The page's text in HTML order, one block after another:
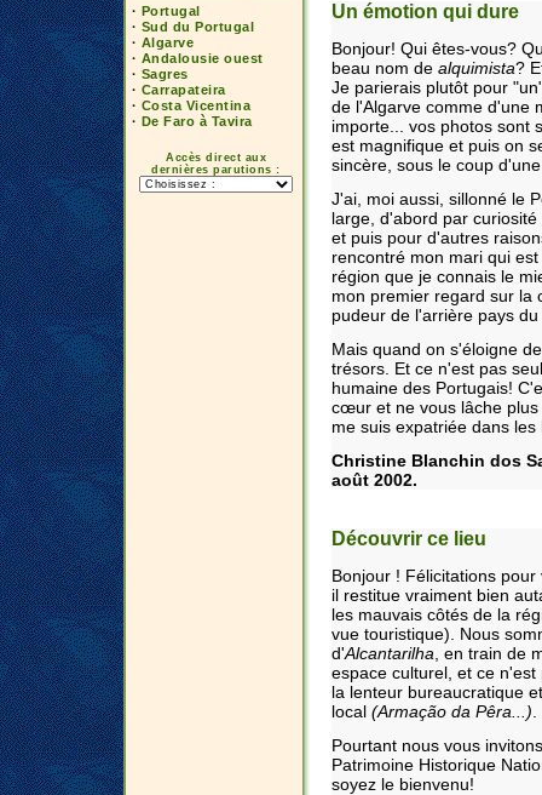
· Portugal
· Sud du Portugal
· Algarve
· Andalousie ouest
· Sagres
· Carrapateira
· Costa Vicentina
· De Faro à Tavira
Accès direct aux
dernières parutions :
Un émotion qui dure
Bonjour! Qui êtes-vous?
beau nom de alquimista?
Je parierais plutôt pour
de l'Algarve comme d'une
importe... vos photos sont
est magnifique et puis on
sincère, sous le coup
J'ai, moi aussi, sillonné le
large, d'abord par
et puis pour d'autres
rencontré mon mari qui
région que je connais le
mon premier regard sur la
pudeur de l'arrière pays du
Mais quand on s'éloigne
trésors. Et ce n'est pas
humaine des Portugais!
cœur et ne vous lâche
me suis expatriée dans
Christine Blanchin dos
août 2002.
Découvrir ce lieu
Bonjour ! Félicitations
il restitue vraiment bien
les mauvais côtés de la
vue touristique). Nous
d'Alcantarilha , en train de
espace culturel, et ce
la lenteur bureaucratique
local (Armação da Pêra...)
Pourtant nous vous
Patrimoine Historique
soyez le bienvenu!